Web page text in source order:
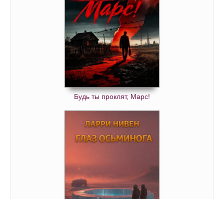
Будь ты проклят, Марс!